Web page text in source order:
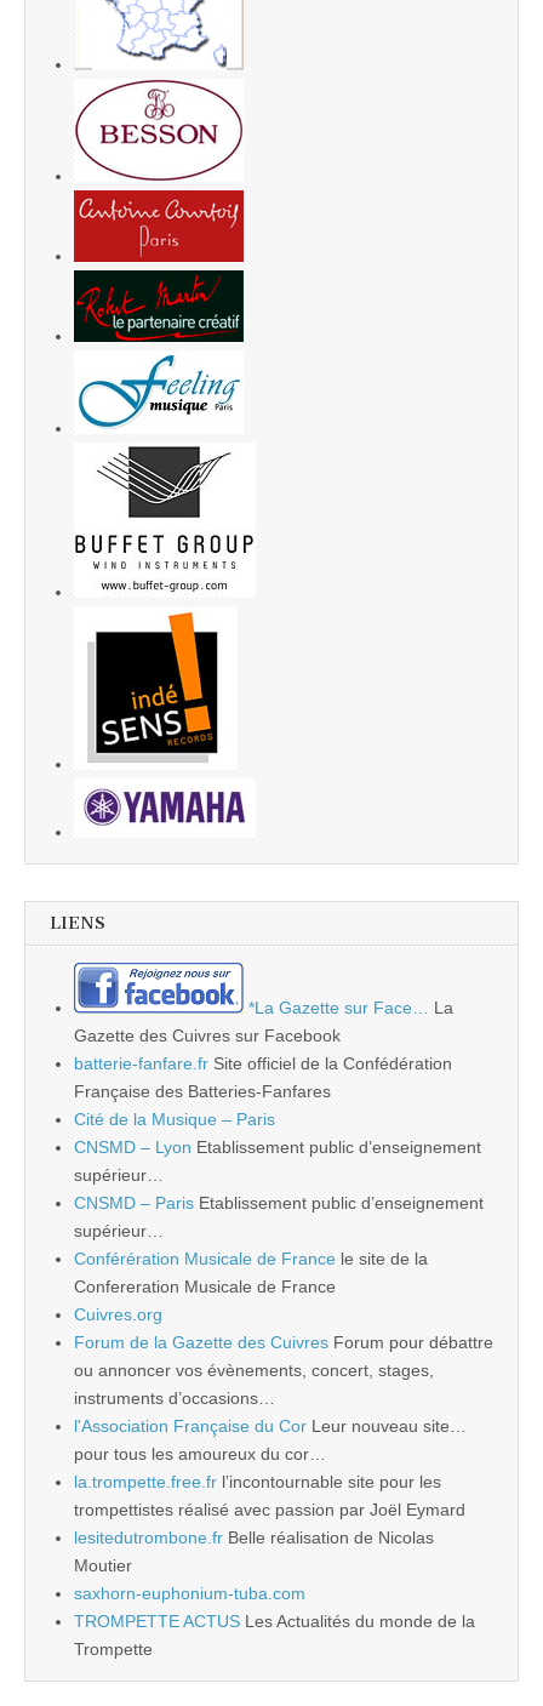
LIENS
*La Gazette sur Face…
La
Gazette des Cuivres sur Facebook
batterie-fanfare.fr Site officiel de la Confédération
Française des Batteries-Fanfares
Cité de la Musique – Paris
CNSMD – Lyon Etablissement public d’enseignement
supérieur…
CNSMD – Paris Etablissement public d’enseignement
supérieur…
Conférération Musicale de France le site de la
Confereration Musicale de France
Cuivres.org
Forum de la Gazette des Cuivres Forum pour débattre
ou annoncer vos évènements, concert, stages,
instruments d’occasions…
l'Association Française du Cor Leur nouveau site…
pour tous les amoureux du cor…
la.trompette.free.fr l’incontournable site pour les
trompettistes réalisé avec passion par Joël Eymard
lesitedutrombone.fr Belle réalisation de Nicolas
Moutier
saxhorn-euphonium-tuba.com
TROMPETTE ACTUS Les Actualités du monde de la
Trompette